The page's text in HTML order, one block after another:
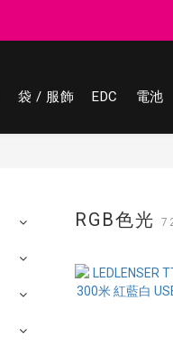
登
登
袋 / 服飾 EDC 電池
RGB色光